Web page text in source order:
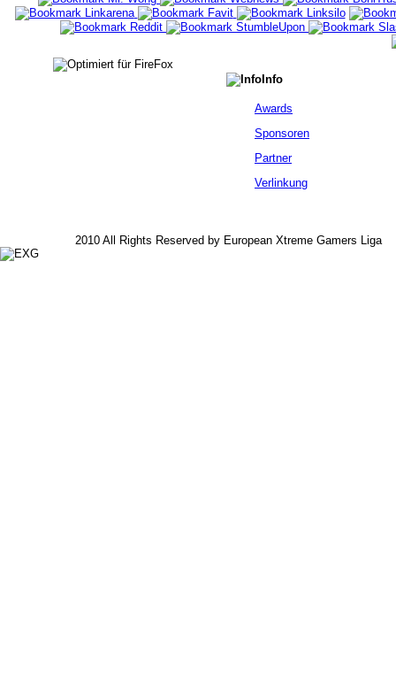
Info
Awards
Sponsoren
Partner
Verlinkung
2010 All Rights Reserved by European Xtreme Gamers Liga